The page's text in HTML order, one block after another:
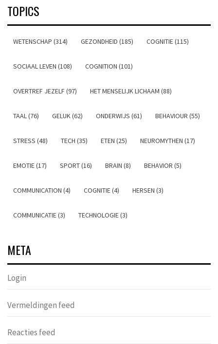
TOPICS
WETENSCHAP (314) GEZONDHEID (185) COGNITIE (115)
SOCIAAL LEVEN (108) COGNITION (101)
OVERTREF JEZELF (97) HET MENSELIJK LICHAAM (88)
TAAL (76) GELUK (62) ONDERWIJS (61) BEHAVIOUR (55)
STRESS (48) TECH (35) ETEN (25) NEUROMYTHEN (17)
EMOTIE (17) SPORT (16) BRAIN (8) BEHAVIOR (5)
COMMUNICATION (4) COGNITIE (4) HERSEN (3)
COMMUNICATIE (3) TECHNOLOGIE (3)
META
Login
Vermeldingen feed
Reacties feed